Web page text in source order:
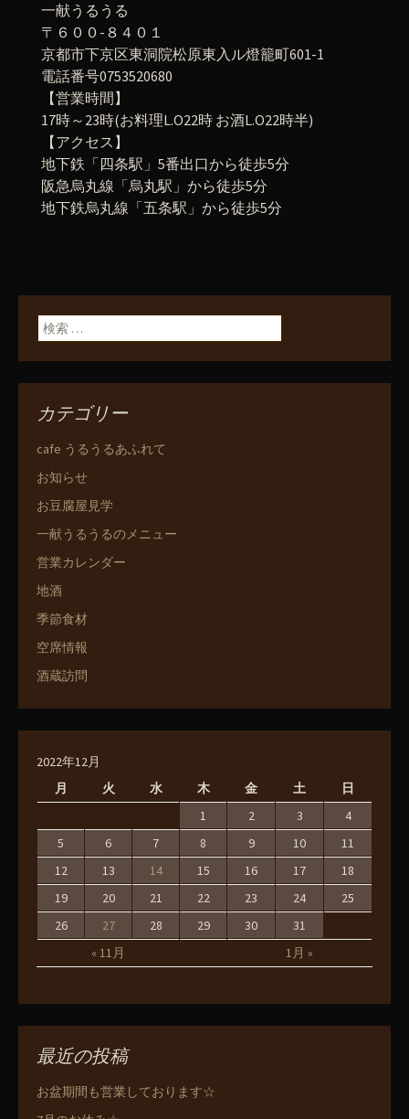
一献うるうる
〒６００-８４０１
京都市下京区東洞院松原東入ル燈籠町601-1
電話番号0753520680
【営業時間】
17時～23時(お料理L.O22時 お酒L.O22時半)
【アクセス】
地下鉄「四条駅」5番出口から徒歩5分
阪急烏丸線「烏丸駅」から徒歩5分
地下鉄烏丸線「五条駅」から徒歩5分
検索:
カテゴリー
cafe うるうるあふれて
お知らせ
お豆腐屋見学
一献うるうるのメニュー
営業カレンダー
地酒
季節食材
空席情報
酒蔵訪問
2022年12月
月
火 水 木 金 土 日
« 11月 1月 »
1 2 3
4
5
6 7 8 9 10
11
12
13 14 15 16 17
18
19
20 21 22 23 24
25
26
27 28 29 30 31
最近の投稿
お盆期間も営業しております☆